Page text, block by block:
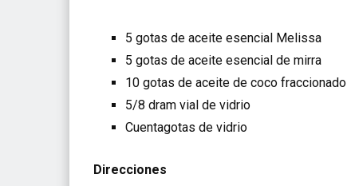
5 gotas de aceite esencial Melissa
5 gotas de aceite esencial de mirra
10 gotas de aceite de coco fraccionado
5/8 dram vial de vidrio
Cuentagotas de vidrio
Direcciones